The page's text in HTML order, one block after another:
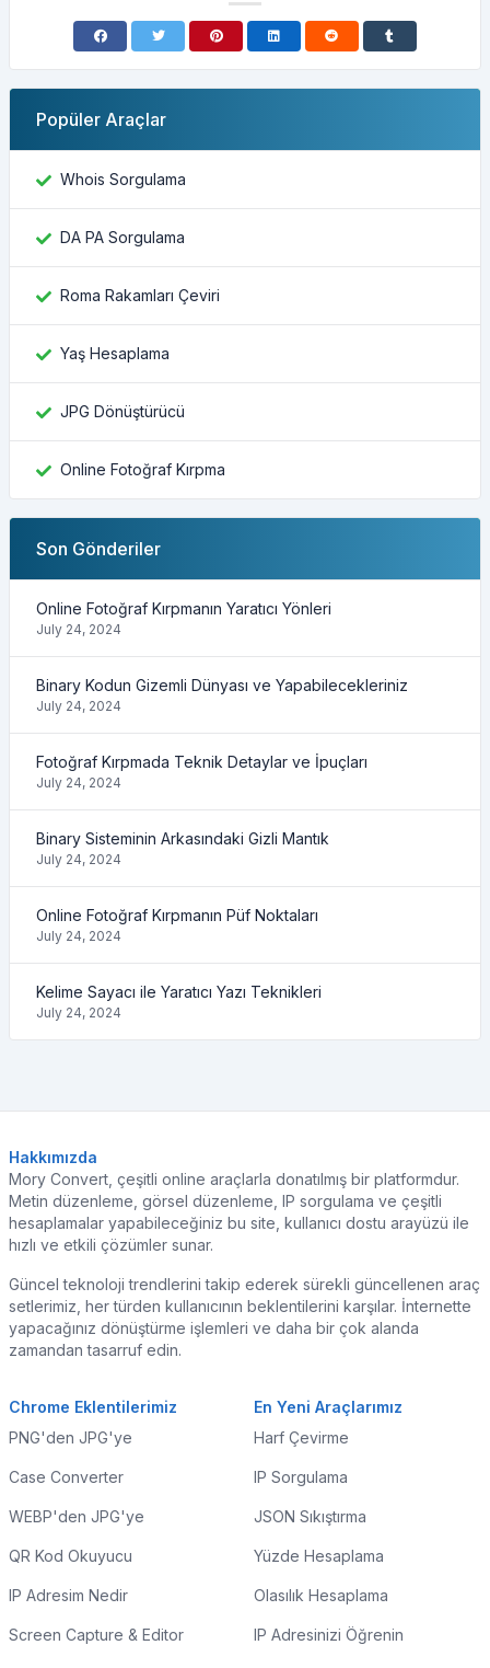
Popüler Araçlar
Whois Sorgulama
DA PA Sorgulama
Roma Rakamları Çeviri
Yaş Hesaplama
JPG Dönüştürücü
Online Fotoğraf Kırpma
Son Gönderiler
Online Fotoğraf Kırpmanın Yaratıcı Yönleri
July 24, 2024
Binary Kodun Gizemli Dünyası ve Yapabilecekleriniz
July 24, 2024
Fotoğraf Kırpmada Teknik Detaylar ve İpuçları
July 24, 2024
Binary Sisteminin Arkasındaki Gizli Mantık
July 24, 2024
Online Fotoğraf Kırpmanın Püf Noktaları
July 24, 2024
Kelime Sayacı ile Yaratıcı Yazı Teknikleri
July 24, 2024
Hakkımızda
Mory Convert, çeşitli online araçlarla donatılmış bir platformdur.
Metin düzenleme, görsel düzenleme, IP sorgulama ve çeşitli
hesaplamalar yapabileceğiniz bu site, kullanıcı dostu arayüzü ile
hızlı ve etkili çözümler sunar.
Güncel teknoloji trendlerini takip ederek sürekli güncellenen araç
setlerimiz, her türden kullanıcının beklentilerini karşılar. İnternette
yapacağınız dönüştürme işlemleri ve daha bir çok alanda
zamandan tasarruf edin.
Chrome Eklentilerimiz
PNG'den JPG'ye
Case Converter
WEBP'den JPG'ye
QR Kod Okuyucu
IP Adresim Nedir
Screen Capture & Editor
En Yeni Araçlarımız
Harf Çevirme
IP Sorgulama
JSON Sıkıştırma
Yüzde Hesaplama
Olasılık Hesaplama
IP Adresinizi Öğrenin